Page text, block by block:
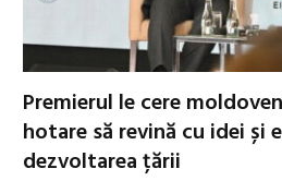
Premierul le cere
hotare să revină cu idei și
dezvoltarea țării